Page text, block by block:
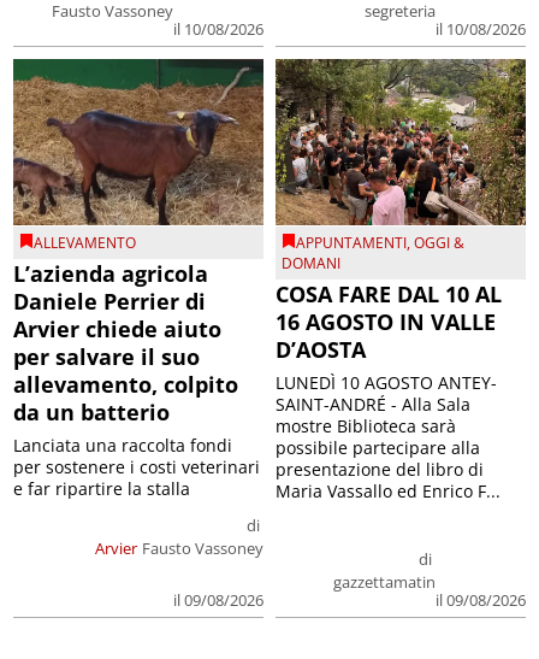
Fausto Vassoney
il 10/08/2026
segreteria
il 10/08/2026
ALLEVAMENTO
L’azienda agricola
Daniele Perrier di
Arvier chiede aiuto
per salvare il suo
allevamento, colpito
da un batterio
Arvier
di
Fausto Vassoney
il 09/08/2026
Lanciata una raccolta fondi
per sostenere i costi veterinari
e far ripartire la stalla
APPUNTAMENTI,OGGI &
DOMANI
COSA FARE DAL 10 AL
16 AGOSTO IN VALLE
D’AOSTA
di
gazzettamatin
il 09/08/2026
LUNEDÌ 10 AGOSTO ANTEY-
SAINT-ANDRÉ - Alla Sala
mostre Biblioteca sarà
possibile partecipare alla
presentazione del libro di
Maria Vassallo ed Enrico F...